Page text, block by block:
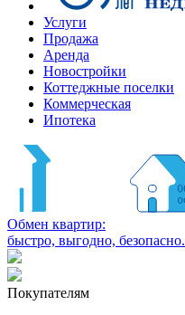
Услуги
Продажа
Аренда
Новостройки
Коттеджные поселки
Коммерческая
Ипотека
Обмен квартир:
быстро, выгодно, безопасно.
Покупателям